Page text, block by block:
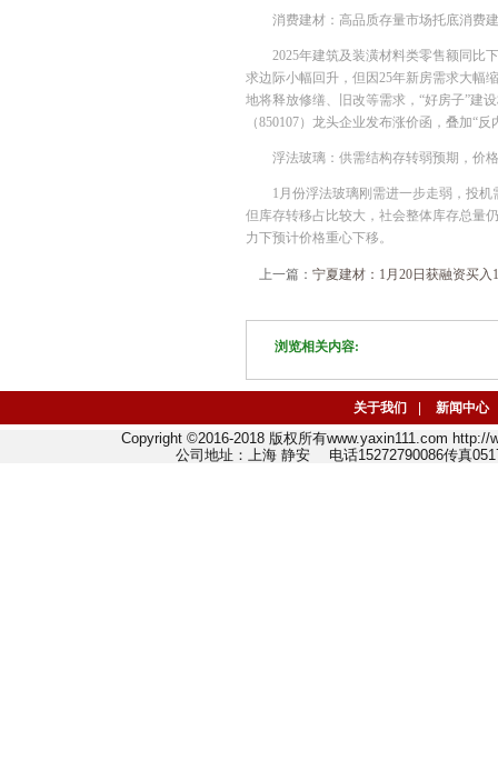
消费建材：高品质存量市场托底消费
2025年建筑及装潢材料类零售额同比
求边际小幅回升，但因25年新房需求大幅
地将释放修缮、旧改等需求，“好房子”建
（850107）龙头企业发布涨价函，叠加“
浮法玻璃：供需结构存转弱预期，价
1月份浮法玻璃刚需进一步走弱，投
但库存转移占比较大，社会整体库存总量
力下预计价格重心下移。
上一篇：宁夏建材：1月20日获融资买入
浏览相关内容:
关于我们 新闻中心
Copyright ©2016-2018 版权所有www.yaxin111.com
公司地址：上海 静安 电话15272790086传真